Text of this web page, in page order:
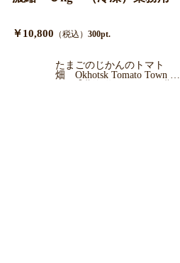
￥10,800 （税込） 300pt.
たまごのじかんのトマト
畑 Okhotsk Tomato Town Far